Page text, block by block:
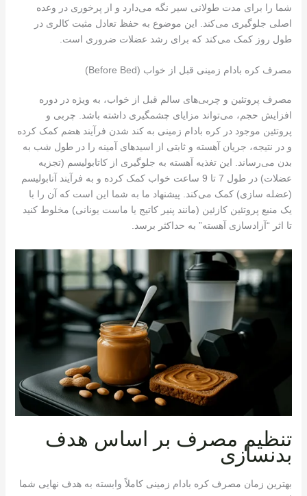
شما را برای مدت طولانی سیر نگه می‌دارد و از پرخوری در وعده
اصلی جلوگیری می‌کند. این موضوع به حفظ تعادل مثبت کالری در
طول روز کمک می‌کند که برای رشد عضلات ضروری است.
مصرف کره بادام زمینی قبل از خواب (Before Bed)
مصرف پروتئین و چربی‌های سالم قبل از خواب، به ویژه در دوره
افزایش حجم، می‌تواند مزایای چشمگیری داشته باشد. چربی و
پروتئین موجود در کره بادام زمینی به کند شدن فرآیند هضم کمک کرده
و در نتیجه، جریان آهسته و ثابتی از اسیدهای آمینه را در طول شب به
بدن می‌رساند. این تغذیه آهسته به جلوگیری از کاتابولیسم (تجزیه
عضلات) در طول 7 تا 9 ساعت خواب کمک کرده و به فرآیند آنابولیسم
(عضله سازی) کمک می‌کند. پیشنهاد ما به شما این است که آن را با
یک منبع پروتئین کازئین (مانند پنیر کاتیج یا ماست یونانی) مخلوط کنید
تا اثر “آزادسازی آهسته” به حداکثر برسد.
تنظیم مصرف بر اساس هدف
بدنسازی
بهترین زمان مصرف کره بادام زمینی کاملاً وابسته به هدف نهایی شما